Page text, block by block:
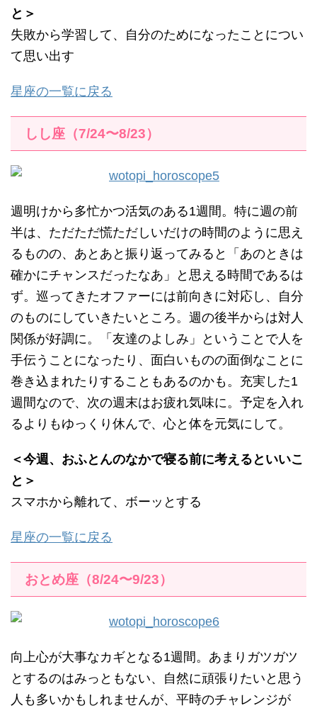
と＞
失敗から学習して、自分のためになったことについ
て思い出す
星座の一覧に戻る
しし座（7/24〜8/23）
週明けから多忙かつ活気のある1週間。特に週の前
半は、ただただ慌ただしいだけの時間のように思え
るものの、あとあと振り返ってみると「あのときは
確かにチャンスだったなあ」と思える時間であるは
ず。巡ってきたオファーには前向きに対応し、自分
のものにしていきたいところ。週の後半からは対人
関係が好調に。「友達のよしみ」ということで人を
手伝うことになったり、面白いものの面倒なことに
巻き込まれたりすることもあるのかも。充実した1
週間なので、次の週末はお疲れ気味に。予定を入れ
るよりもゆっくり休んで、心と体を元気にして。
＜今週、おふとんのなかで寝る前に考えるといいこ
と＞
スマホから離れて、ボーッとする
星座の一覧に戻る
おとめ座（8/24〜9/23）
向上心が大事なカギとなる1週間。あまりガツガツ
とするのはみっともない、自然に頑張りたいと思う
人も多いかもしれませんが、平時のチャレンジが